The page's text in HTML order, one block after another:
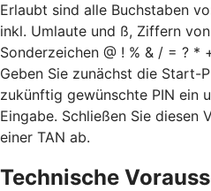
Erlaubt sind alle Buchstaben
inkl. Umlaute und ß, Ziffern
Sonderzeichen @ ! % & / = ? *
Geben Sie zunächst die Start-
zukünftig gewünschte PIN ein
Eingabe. Schließen Sie diesen
einer TAN ab.
Technische